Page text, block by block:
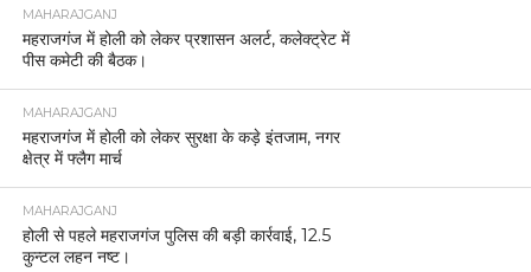
MAHARAJGANJ
महराजगंज में होली को लेकर प्रशासन अलर्ट, कलेक्ट्रेट में
पीस कमेटी की बैठक।
MAHARAJGANJ
महराजगंज में होली को लेकर सुरक्षा के कड़े इंतजाम, नगर
क्षेत्र में फ्लैग मार्च
MAHARAJGANJ
होली से पहले महराजगंज पुलिस की बड़ी कार्रवाई, 12.5
कुन्टल लहन नष्ट।